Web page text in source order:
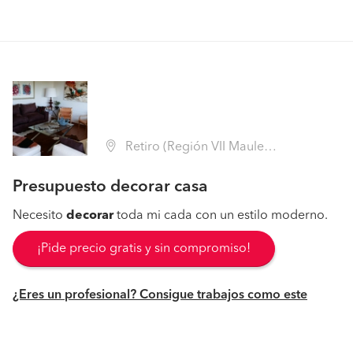
Retiro (Región VII Maule - Linares)
Presupuesto decorar casa
Necesito decorartoda mi cada con un estilo moderno.
¡Pide precio gratis y sin compromiso!
¿Eres un profesional? Consigue trabajos como este